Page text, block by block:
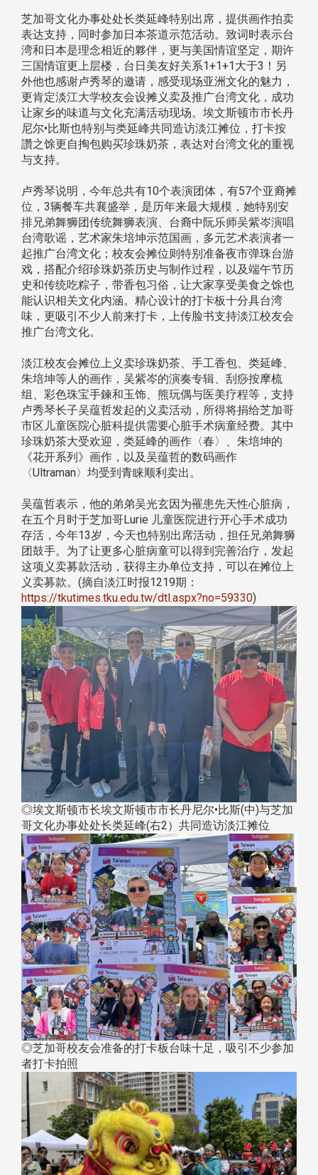
芝加哥文化办事处处长类延峰特别出席，提供画作拍卖
表达支持，同时参加日本茶道示范活动。致词时表示台
湾和日本是理念相近的夥伴，更与美国情谊坚定，期许
三国情谊更上层楼，台日美友好关系1+1+1大于3！另
外他也感谢卢秀琴的邀请，感受现场亚洲文化的魅力，
更肯定淡江大学校友会设摊义卖及推广台湾文化，成功
让家乡的味道与文化充满活动现场。埃文斯顿市市长丹
尼尔•比斯也特别与类延峰共同造访淡江摊位，打卡按
讚之馀更自掏包购买珍珠奶茶，表达对台湾文化的重视
与支持。
卢秀琴说明，今年总共有10个表演团体，有57个亚裔摊
位，3辆餐车共襄盛举，是历年来最大规模，她特别安
排兄弟舞狮团传统舞狮表演、台裔中阮乐师吴紫岑演唱
台湾歌谣，艺术家朱培坤示范国画，多元艺术表演者一
起推广台湾文化；校友会摊位则特别准备夜市弹珠台游
戏，搭配介绍珍珠奶茶历史与制作过程，以及端午节历
史和传统吃粽子，带香包习俗，让大家享受美食之馀也
能认识相关文化内涵。精心设计的打卡板十分具台湾
味，更吸引不少人前来打卡，上传脸书支持淡江校友会
推广台湾文化。
淡江校友会摊位上义卖珍珠奶茶、手工香包、类延峰、
朱培坤等人的画作，吴紫岑的演奏专辑、刮痧按摩梳
组、彩色珠宝手鍊和玉饰、熊玩偶与医美疗程等，支持
卢秀琴长子吴蕴哲发起的义卖活动，所得将捐给芝加哥
市区儿童医院心脏科提供需要心脏手术病童经费。其中
珍珠奶茶大受欢迎，类延峰的画作〈春〉、朱培坤的
《花开系列》画作，以及吴蕴哲的数码画作
〈Ultraman〉均受到青睐顺利卖出。
吴蕴哲表示，他的弟弟吴光玄因为罹患先天性心脏病，
在五个月时于芝加哥Lurie 儿童医院进行开心手术成功
存活，今年13岁，今天也特别出席活动，担任兄弟舞狮
团鼓手。为了让更多心脏病童可以得到完善治疗，发起
这项义卖募款活动，获得主办单位支持，可以在摊位上
义卖募款。(摘自淡江时报1219期：
https://tkutimes.tku.edu.tw/dtl.aspx?no=59330)
◎埃文斯顿市长埃文斯顿市市长丹尼尔•比斯(中)与芝加
哥文化办事处处长类延峰(右2）共同造访淡江摊位
◎芝加哥校友会准备的打卡板台味十足，吸引不少参加
者打卡拍照